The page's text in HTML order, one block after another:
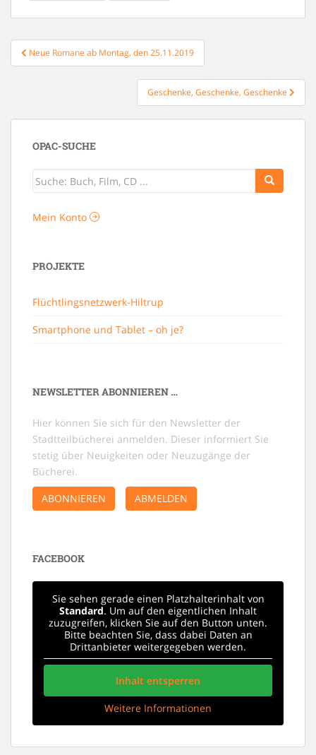
Beitragsnavigation
Neue Romane ab Montag, den 25.11.2019
Geschenke, Geschenke, Geschenke
OPAC-SUCHE
Mein Konto
PROJEKTE
Flüchtlingsnetzwerk-Hiltrup
Smartphone und Tablet – oh je?
NEWSLETTER ABONNIEREN …
Hier können Sie sich für den Newsletter der
Stadtteilbücherei anmelden. Dieser informiert Sie
stetig über Neuigkeiten oder Neuzugänge der
Bücherei.
ABONNIEREN
ABMELDEN
FACEBOOK
Sie sehen gerade einen Platzhalterinhalt von
Standard. Um auf den eigentlichen Inhalt
zuzugreifen, klicken Sie auf den Button unten.
Bitte beachten Sie, dass dabei Daten an
Drittanbieter weitergegeben werden.
Inhalt entsperren
Weitere Informationen